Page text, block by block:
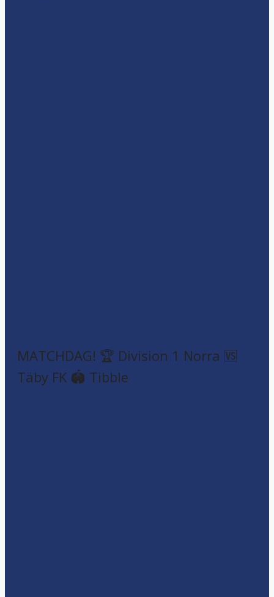
MATCHDAG! 🏆 Division 1 Norra 🆚
Täby FK 🏟️ Tibble